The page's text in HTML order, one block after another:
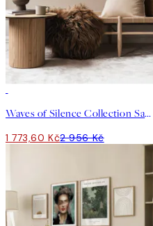
Waves of Silence Collection Sada plakátů
1 773,60 Kč2 956 Kč